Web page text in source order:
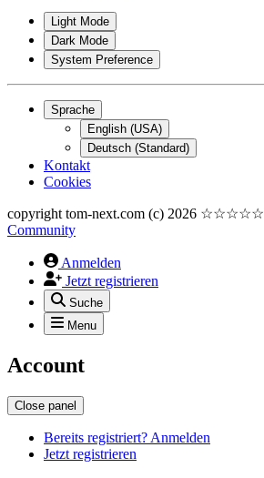
Light Mode
Dark Mode
System Preference
Sprache
English (USA)
Deutsch (Standard)
Kontakt
Cookies
copyright tom-next.com (c) 2026 ☆☆☆☆☆
Community
Anmelden
Jetzt registrieren
Suche
Menu
Account
Close panel
Bereits registriert? Anmelden
Jetzt registrieren